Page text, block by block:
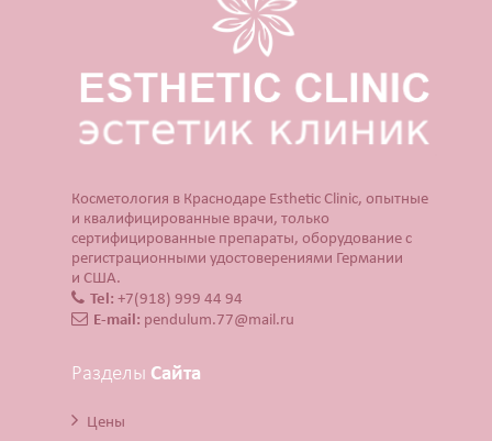
Косметология в Краснодаре Esthetic Clinic, опытные
и квалифицированные врачи, только
сертифицированные препараты, оборудование с
регистрационными удостоверениями Германии
и США.
Tel: +7(918) 999 44 94
E-mail: pendulum.77@mail.ru
Разделы Сайта
Цены